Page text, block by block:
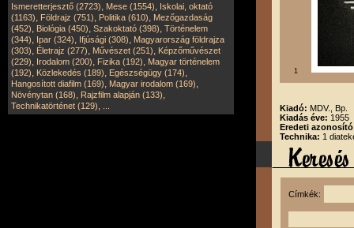
Ismeretterjesztő (2723), Mese (1554), Iskolai, oktató
(1163), Földrajz (751), Politika (610), Mezőgazdaság
(452), Biológia (450), Szakoktató (398), Történelem
(344), Ipar (324), Ifjúsági (308), Magyarország földrajza
(303), Életrajz (277), Művészet (251), Képzőművészet
(229), Irodalom (200), Fizika (192), Magyar történelem
(192), Közlekedés (189), Egészségügy (174),
Hangosított diafilm (169), Magyar irodalom (169),
Növénytan (168), Rajzfilm alapján (133),
Technikatörténet (129),
1
Kiadó: MDV., Bp.
Kiadás éve: 1955
Eredeti
Technika: 1
Címkék: